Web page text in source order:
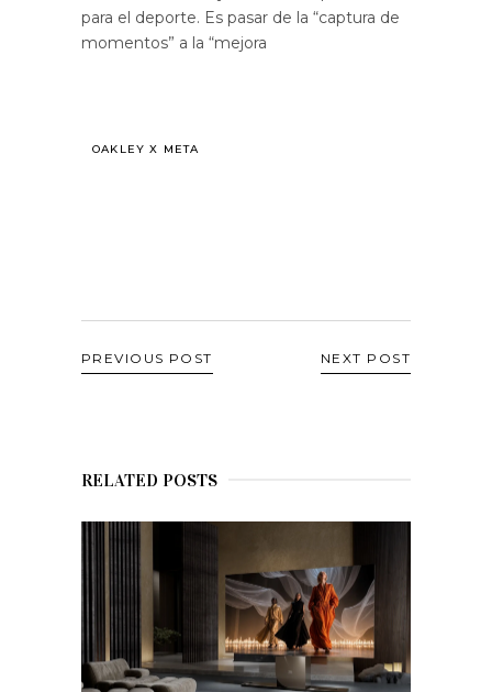
para el deporte. Es pasar de la “captura de
momentos” a la “mejora
OAKLEY X META
PREVIOUS POST NEXT POST
RELATED POSTS